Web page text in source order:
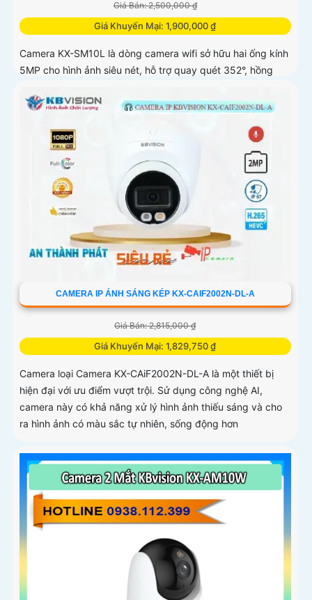
Giá Bán: 2,500,000 ₫
Giá Khuyến Mại: 1,900,000 ₫
Camera KX-SM10L là dòng camera wifi sở hữu hai ống kính
5MP cho hình ảnh siêu nét, hỗ trợ quay quét 352°, hồng
CAMERA IP ÁNH SÁNG KÉP KX-CAIF2002N-DL-A
Giá Bán: 2,815,000 ₫
Giá Khuyến Mại: 1,829,750 ₫
Camera loại Camera KX-CAiF2002N-DL-A là một thiết bị
hiện đại với ưu điểm vượt trội. Sử dụng công nghệ AI,
camera này có khả năng xử lý hình ảnh thiếu sáng và cho
ra hình ảnh có màu sắc tự nhiên, sống động hơn